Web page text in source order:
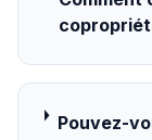
Pouvez-